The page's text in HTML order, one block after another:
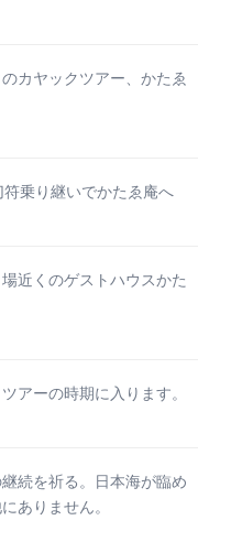
カヤックツアー、かたゑ
乗り継いでかたゑ庵へ
近くのゲストハウスかた
アーの時期に入ります。
続を祈る。日本海が臨め
ありません。